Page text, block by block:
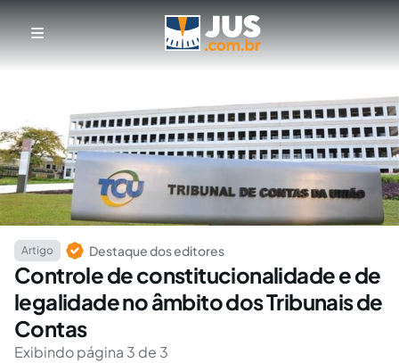
Artigo Destaque dos editores
Controle de constitucionalidade e de
legalidade no âmbito dos Tribunais de
Contas
Exibindo página 3 de 3